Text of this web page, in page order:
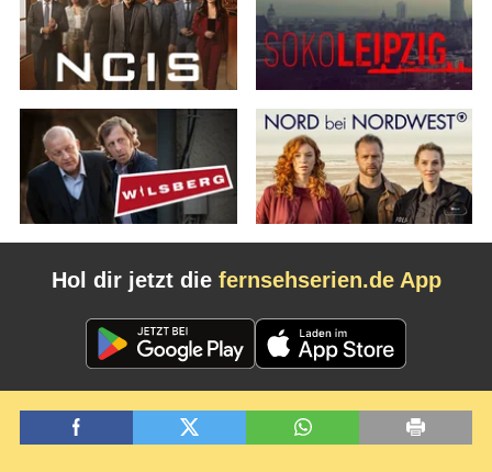
Hol dir jetzt die fernsehserien.de App